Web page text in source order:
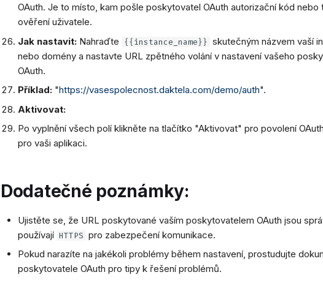
OAuth. Je to místo, kam pošle poskytovatel OAuth autorizační kód nebo
ověření uživatele.
Jak nastavit: Nahraďte {{instance_name}} skutečným názvem vaší
nebo domény a nastavte URL zpětného volání v nastavení vašeho
OAuth.
Příklad: "https://vasespolecnost.daktela.com/demo/auth".
Aktivovat:
Po vyplnění všech polí klikněte na tlačítko "Aktivovat" pro povolení
pro vaši aplikaci.
Dodatečné poznámky:
Ujistěte se, že URL poskytované vaším poskytovatelem OAuth jsou
používají HTTPS pro zabezpečení komunikace.
Pokud narazíte na jakékoli problémy během nastavení, prostudujte
poskytovatele OAuth pro tipy k řešení problémů.